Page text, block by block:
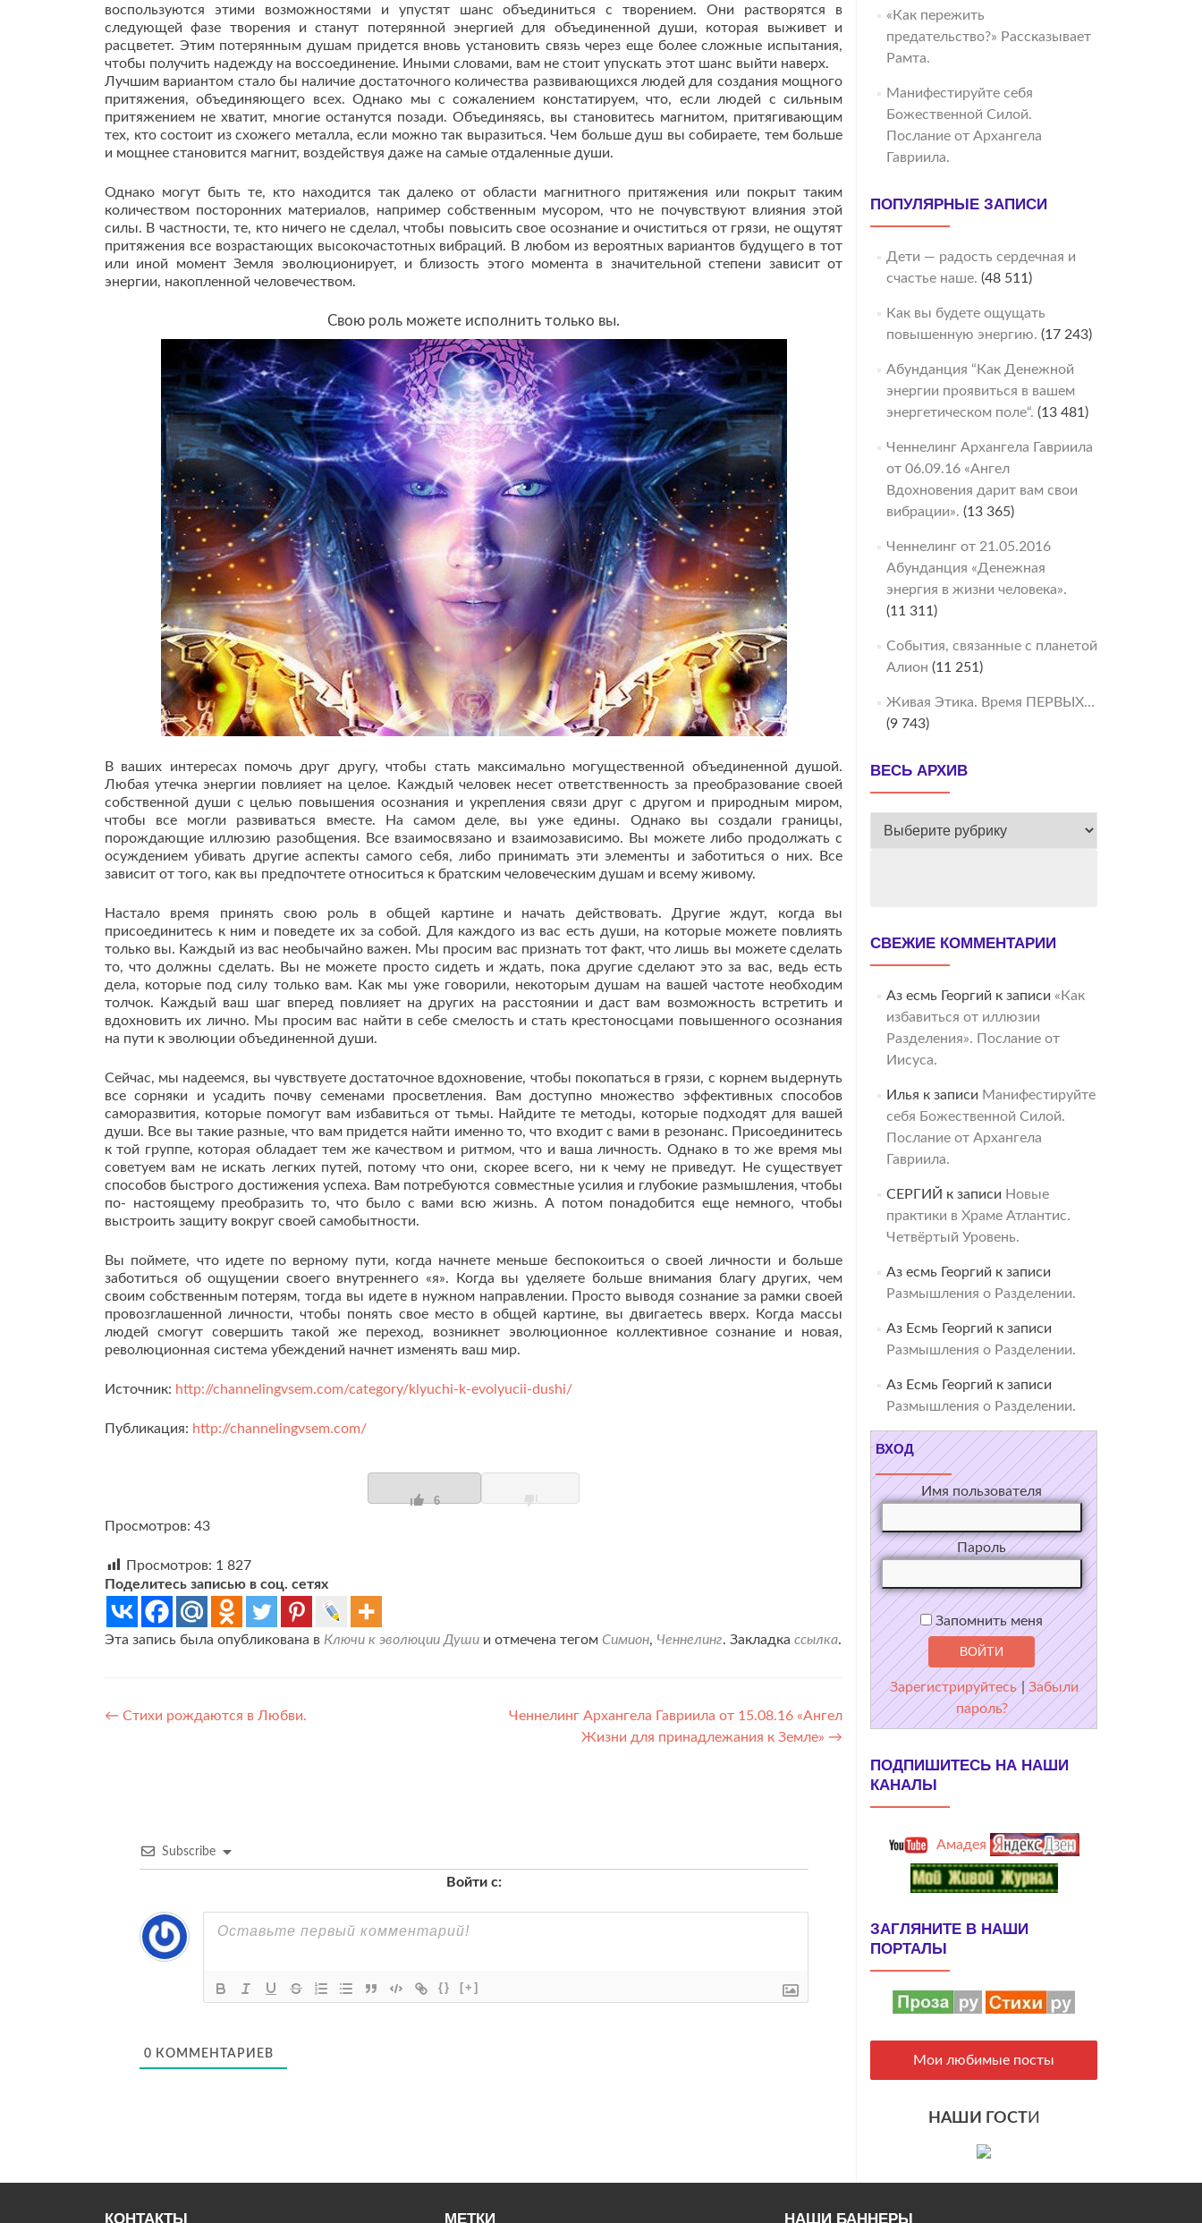
воспользуются этими возможностями и упустят шанс объединиться с творением. Они растворятся в
следующей фазе творения и станут потерянной энергией для объединенной души, которая выживет и
расцветет. Этим потерянным душам придется вновь установить связь через еще более сложные испытания,
чтобы получить надежду на воссоединение. Иными словами, вам не стоит упускать этот шанс выйти наверх.
Лучшим вариантом стало бы наличие достаточного количества развивающихся людей для создания мощного
притяжения, объединяющего всех. Однако мы с сожалением констатируем, что, если людей с сильным
притяжением не хватит, многие останутся позади. Объединяясь, вы становитесь магнитом, притягивающим
тех, кто состоит из схожего металла, если можно так выразиться. Чем больше душ вы собираете, тем больше
и мощнее становится магнит, воздействуя даже на самые отдаленные души.
Однако могут быть те, кто находится так далеко от области магнитного притяжения или покрыт таким
количеством посторонних материалов, например собственным мусором, что не почувствуют влияния этой
силы. В частности, те, кто ничего не сделал, чтобы повысить свое осознание и очиститься от грязи, не ощутят
притяжения все возрастающих высокочастотных вибраций. В любом из вероятных вариантов будущего в тот
или иной момент Земля эволюционирует, и близость этого момента в значительной степени зависит от
энергии, накопленной человечеством.
Свою роль можете исполнить только вы.
В ваших интересах помочь друг другу, чтобы стать максимально могущественной объединенной душой.
Любая утечка энергии повлияет на целое. Каждый человек несет ответственность за преобразование своей
собственной души с целью повышения осознания и укрепления связи друг с другом и природным миром,
чтобы все могли развиваться вместе. На самом деле, вы уже едины. Однако вы создали границы,
порождающие иллюзию разобщения. Все взаимосвязано и взаимозависимо. Вы можете либо продолжать с
осуждением убивать другие аспекты самого себя, либо принимать эти элементы и заботиться о них. Все
зависит от того, как вы предпочтете относиться к братским человеческим душам и всему живому.
Настало время принять свою роль в общей картине и начать действовать. Другие ждут, когда вы
присоединитесь к ним и поведете их за собой. Для каждого из вас есть души, на которые можете повлиять
только вы. Каждый из вас необычайно важен. Мы просим вас признать тот факт, что лишь вы можете сделать
то, что должны сделать. Вы не можете просто сидеть и ждать, пока другие сделают это за вас, ведь есть
дела, которые под силу только вам. Как мы уже говорили, некоторым душам на вашей частоте необходим
толчок. Каждый ваш шаг вперед повлияет на других на расстоянии и даст вам возможность встретить и
вдохновить их лично. Мы просим вас найти в себе смелость и стать крестоносцами повышенного осознания
на пути к эволюции объединенной души.
Сейчас, мы надеемся, вы чувствуете достаточное вдохновение, чтобы покопаться в грязи, с корнем выдернуть
все сорняки и усадить почву семенами просветления. Вам доступно множество эффективных способов
саморазвития, которые помогут вам избавиться от тьмы. Найдите те методы, которые подходят для вашей
души. Все вы такие разные, что вам придется найти именно то, что входит с вами в резонанс. Присоединитесь
к той группе, которая обладает тем же качеством и ритмом, что и ваша личность. Однако в то же время мы
советуем вам не искать легких путей, потому что они, скорее всего, ни к чему не приведут. Не существует
способов быстрого достижения успеха. Вам потребуются совместные усилия и глубокие размышления, чтобы
по- настоящему преобразить то, что было с вами всю жизнь. А потом понадобится еще немного, чтобы
выстроить защиту вокруг своей самобытности.
Вы поймете, что идете по верному пути, когда начнете меньше беспокоиться о своей личности и больше
заботиться об ощущении своего внутреннего «я». Когда вы уделяете больше внимания благу других, чем
своим собственным потерям, тогда вы идете в нужном направлении. Просто выводя сознание за рамки своей
провозглашенной личности, чтобы понять свое место в общей картине, вы двигаетесь вверх. Когда массы
людей смогут совершить такой же переход, возникнет эволюционное коллективное сознание и новая,
революционная система убеждений начнет изменять ваш мир.
Источник: http://channelingvsem.com/category/klyuchi-k-evolyucii-dushi/
Публикация: http://channelingvsem.com/
6
Просмотров: 43
Просмотров: 1 827
Поделитесь записью в соц. сетях
Эта запись была опубликована в Ключи к эволюции Души и отмечена тегом Симион, Ченнелинг. Закладка ссылка.
Навигация
← Стихи рождаются в Любви.
Ченнелинг Архангела Гавриила от 15.08.16 «Ангел
Жизни для принадлежания к Земле» →
Subscribe
Войти с:
{} [+]
0 КОММЕНТАРИЕВ
«Как пережить
предательство?» Рассказывает
Рамта.
Манифестируйте себя
Божественной Силой.
Послание от Архангела
Гавриила.
ПОПУЛЯРНЫЕ ЗАПИСИ
Дети — радость сердечная и
счастье наше. (48 511)
Как вы будете ощущать
повышенную энергию. (17 243)
Абунданция “Как Денежной
энергии проявиться в вашем
энергетическом поле“. (13 481)
Ченнелинг Архангела Гавриила
от 06.09.16 «Ангел
Вдохновения дарит вам свои
вибрации». (13 365)
Ченнелинг от 21.05.2016
Абунданция «Денежная
энергия в жизни человека».
(11 311)
События, связанные с планетой
Алион (11 251)
Живая Этика. Время ПЕРВЫХ…
(9 743)
ВЕСЬ АРХИВ
ВЕСЬ
СВЕЖИЕ КОММЕНТАРИИ
Аз есмь Георгий к записи «Как
избавиться от иллюзии
Разделения». Послание от
Иисуса.
Илья к записи Манифестируйте
себя Божественной Силой.
Послание от Архангела
Гавриила.
СЕРГИЙ к записи Новые
практики в Храме Атлантис.
Четвёртый Уровень.
Аз есмь Георгий к записи
Размышления о Разделении.
Аз Есмь Георгий к записи
Размышления о Разделении.
Аз Есмь Георгий к записи
Размышления о Разделении.
ВХОД
Имя пользователя
Пароль
Запомнить меня
Зарегистрируйтесь | Забыли
пароль?
ПОДПИШИТЕСЬ НА НАШИ
КАНАЛЫ
Амадея
ЗАГЛЯНИТЕ В НАШИ
ПОРТАЛЫ
Мои любимые посты
НАШИ ГОСТИ
КОНТАКТЫ МЕТКИ НАШИ БАННЕРЫ